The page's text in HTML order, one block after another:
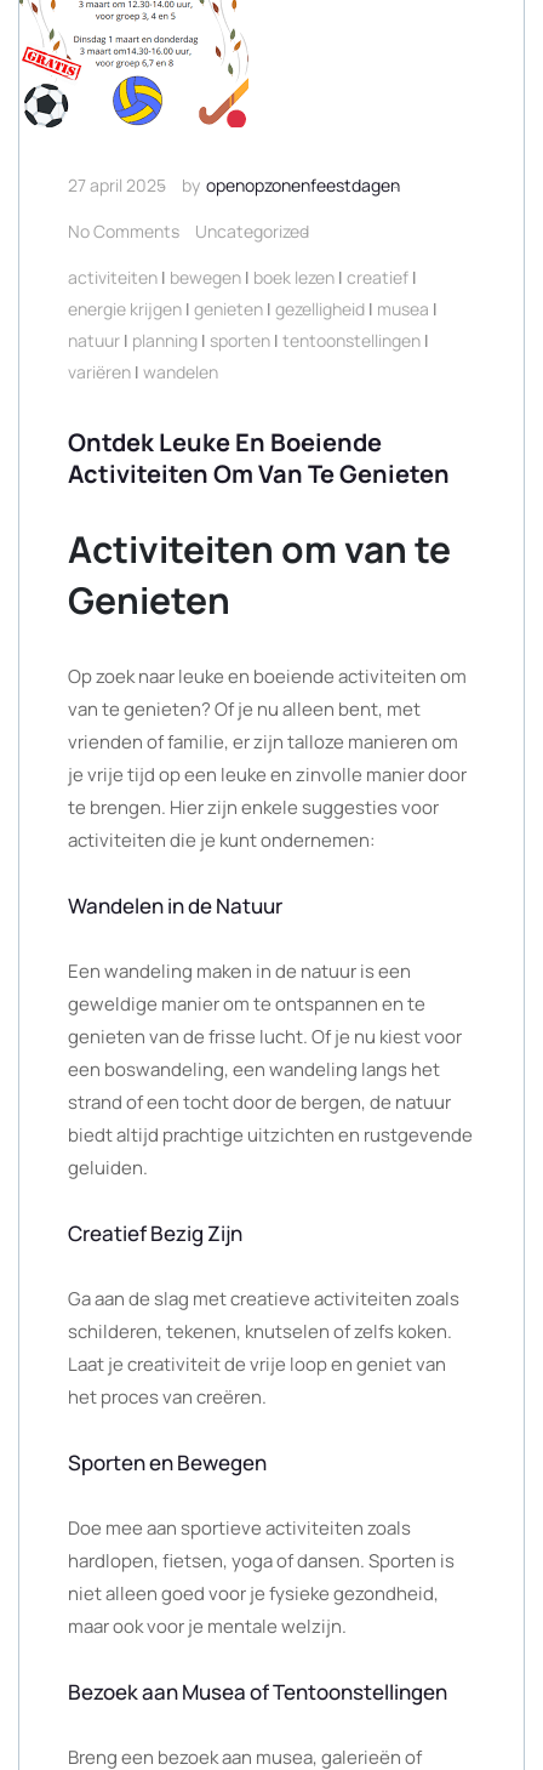
27 april 2025 by openopzonenfeestdagen
No Comments
Uncategorized
activiteiten | bewegen | boek lezen | creatief |
energie krijgen | genieten | gezelligheid | musea |
natuur | planning | sporten | tentoonstellingen |
variëren | wandelen
Ontdek Leuke En Boeiende
Activiteiten Om Van Te Genieten
Activiteiten om van te
Genieten
Op zoek naar leuke en boeiende activiteiten om
van te genieten? Of je nu alleen bent, met
vrienden of familie, er zijn talloze manieren om
je vrije tijd op een leuke en zinvolle manier door
te brengen. Hier zijn enkele suggesties voor
activiteiten die je kunt ondernemen:
Wandelen in de Natuur
Een wandeling maken in de natuur is een
geweldige manier om te ontspannen en te
genieten van de frisse lucht. Of je nu kiest voor
een boswandeling, een wandeling langs het
strand of een tocht door de bergen, de natuur
biedt altijd prachtige uitzichten en rustgevende
geluiden.
Creatief Bezig Zijn
Ga aan de slag met creatieve activiteiten zoals
schilderen, tekenen, knutselen of zelfs koken.
Laat je creativiteit de vrije loop en geniet van
het proces van creëren.
Sporten en Bewegen
Doe mee aan sportieve activiteiten zoals
hardlopen, fietsen, yoga of dansen. Sporten is
niet alleen goed voor je fysieke gezondheid,
maar ook voor je mentale welzijn.
Bezoek aan Musea of Tentoonstellingen
Breng een bezoek aan musea, galerieën of